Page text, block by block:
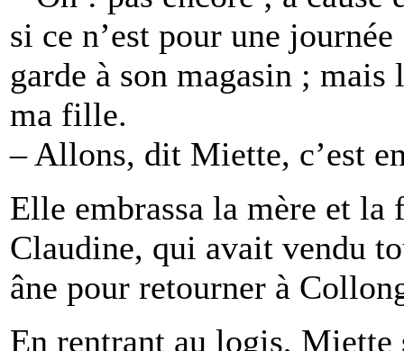
si ce n’est pour une
garde à son magasin ;
ma fille.
– Allons, dit Miette, c’est
Elle embrassa la mère et
Claudine, qui avait vendu
ne pour retourner à
En rentrant au logis, Miette